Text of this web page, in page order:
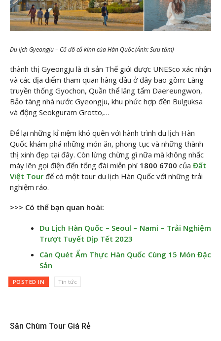
Du lịch Gyeongju – Cố đô cổ kính của Hàn Quốc (Ảnh: Sưu tầm)
thành thị Gyeongju là di sản Thế giới được UNESco xác nhận
và các địa điểm tham quan hàng đầu ở đây bao gồm: Làng
truyền thống Gyochon, Quần thể lăng tẩm Daereungwon,
Bảo tàng nhà nước Gyeongju, khu phức hợp đền Bulguksa
và động Seokguram Grotto,…
Để lại những kỉ niệm khó quên với hành trình du lịch Hàn
Quốc khám phá những món ăn, phong tục và những thành
thị xinh đẹp tại đây. Còn lừng chừng gì nữa mà không nhấc
máy lên gọi điện đến tổng đài miễn phí 1800 6700 của Đất
Việt Tour để có một tour du lịch Hàn Quốc với những trải
nghiệm ráo.
>>> Có thể bạn quan hoài:
Du Lịch Hàn Quốc – Seoul – Nami – Trải Nghiệm
Trượt Tuyết Dịp Tết 2023
Càn Quét Ẩm Thực Hàn Quốc Cùng 15 Món Đặc
Sản
POSTED IN Tin tức
Săn Chùm Tour Giá Rẻ